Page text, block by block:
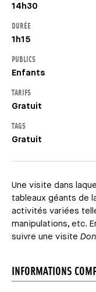
14h30
DURÉE
1h15
PUBLICS
Enfants
TARIFS
Gratuit
TAGS
Gratuit
Une visite dans
tableaux géants de
activités variées
manipulations, etc.
suivre une visite
INFORMATIONS